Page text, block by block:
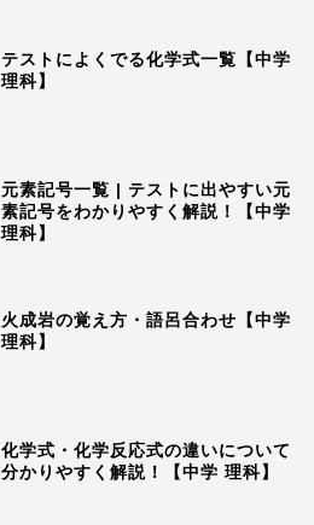
テストによくでる化学式一覧【中学
理科】
元素記号一覧 | テストに出やすい元
素記号をわかりやすく解説！【中学
理科】
火成岩の覚え方・語呂合わせ【中学
理科】
化学式・化学反応式の違いについて
分かりやすく解説！【中学 理科】